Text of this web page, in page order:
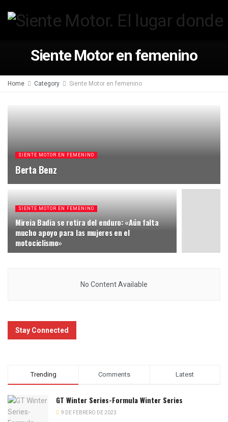
Siente Motor en femenino
Home Category Siente Motor en femenino
SIENTE MOTOR EN FEMENINO
Berta Benz
SIENTE MOTOR EN FEMENINO
Mireia Badia se retira del enduro: «Aún falta
mucho apoyo para las mujeres en el
motociclismo»
No Content Available
Stay Connected
Trending Comments Latest
GT Winter Series-Formula Winter Series
9 DE FEBRERO DE 2023